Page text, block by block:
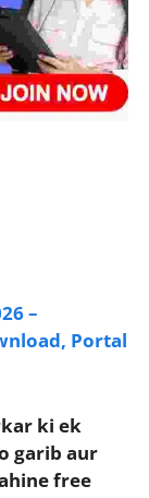
–
Portal
ki ek
garib aur
free